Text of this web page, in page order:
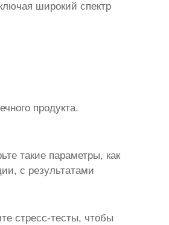
широкий спектр
продукта.
такие параметры, как
с результатами
стресс-тесты, чтобы